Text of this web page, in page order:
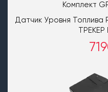
Комплект
Датчик Уровня Топлива
ТРЕКЕР